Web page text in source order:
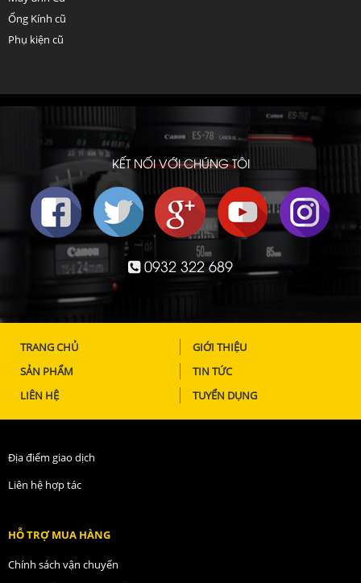
Ống Kính cũ
Phụ kiện cũ
KẾT NỐI VỚI CHÚNG TÔI
0932 322 689
TRANG CHỦ
GIỚI THIỆU
SẢN PHẨM
TIN TỨC
LIÊN HỆ
TUYỂN DỤNG
Địa điểm giao dịch
Liên hệ hợp tác
HỖ TRỢ MUA HÀNG
Chính sách vận chuyển